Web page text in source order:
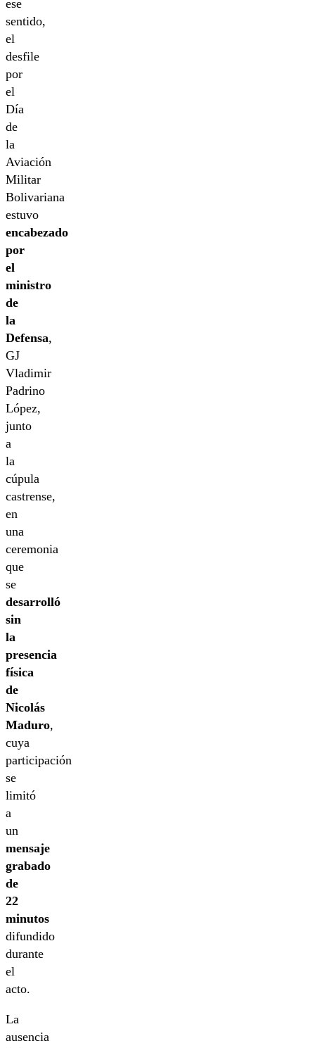
ese
sentido,
el
desfile
por
el
Día
de
la
Aviación
Militar
Bolivariana
estuvo
encabezado
por
el
ministro
de
la
Defensa,
GJ
Vladimir
Padrino
López,
junto
a
la
cúpula
castrense,
en
una
ceremonia
que
se
desarrolló
sin
la
presencia
física
de
Nicolás
Maduro,
cuya
participación
se
limitó
a
un
mensaje
grabado
de
22
minutos
difundido
durante
el
acto.
La
ausencia